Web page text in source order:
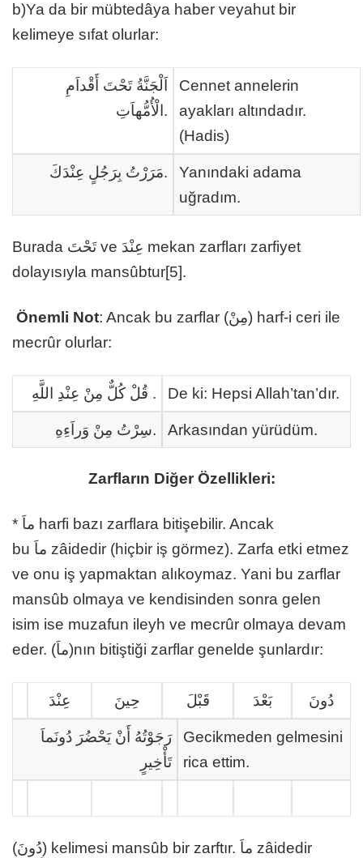
b)Ya da bir mübtedâya haber veyahut bir
kelimeye sıfat olurlar:
اَلْجَنَّةُ تَحْتَ أَقْداَمِ
الْأُمُّهاَتِ.
Cennet annelerin
ayakları altındadır.
(Hadis)
مَرَرْتُ بِرَجُلٍ عِنْدَكَ.
Yanındaki adama
uğradım.
Burada تَحْتَ ve عِنْدَ mekan zarfları zarfiyet
dolayısıyla mansûbtur[5].
Önemli Not: Ancak bu zarflar (مِنْ) harf-i ceri ile
mecrûr olurlar:
قُلْ كُلٌّ مِنْ عِنْدِ اللَّهِ . De ki: Hepsi Allah’tan’dır.
سِرْتُ مِنْ وَراَءِهِ. Arkasından yürüdüm.
Zarfların Diğer Özellikleri:
* ماَ harfi bazı zarflara bitişebilir. Ancak
bu ماَ zâidedir (hiçbir iş görmez). Zarfa etki etmez
ve onu iş yapmaktan alıkoymaz. Yani bu zarflar
mansûb olmaya ve kendisinden sonra gelen
isim ise muzafun ileyh ve mecrûr olmaya devam
eder. (ماَ)nın bitiştiği zarflar genelde şunlardır:
عِنْدَ حِينَ قَبْلَ بَعْدَ دُونَ
رَجَوْتُهُ أَنْ يَحْضُرَ دُونَماَ
تَأْخِيرٍ
Gecikmeden gelmesini
rica ettim.
(دُونَ) kelimesi mansûb bir zarftır. ماَ zâidedir